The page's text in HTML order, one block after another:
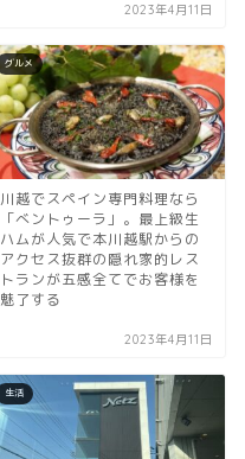
2023年4月11日
グルメ
川越でスペイン専門料理なら
「べントゥーラ」。最上級生
ハムが人気で本川越駅からの
アクセス抜群の隠れ家的レス
トランが五感全てでお客様を
魅了する
2023年4月11日
生活